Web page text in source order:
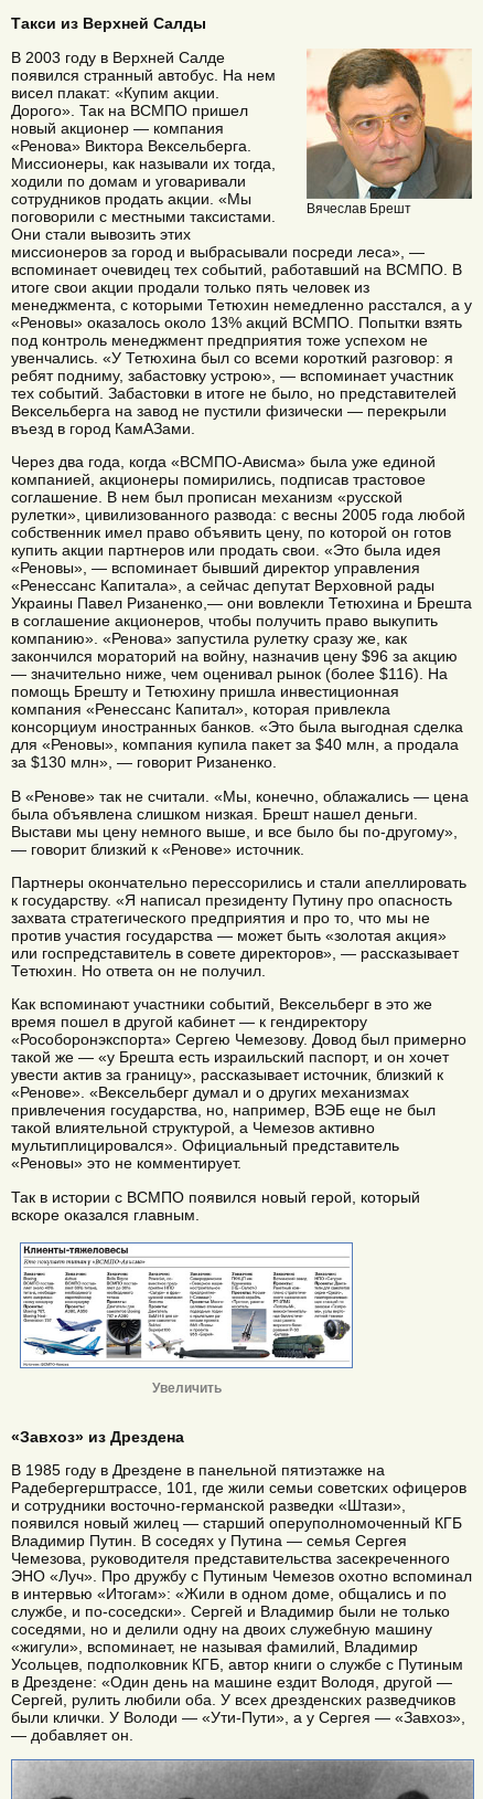
Такси из Верхней Салды
Вячеслав Брешт
В 2003 году в Верхней Салде
появился странный автобус. На нем
висел плакат: «Купим акции.
Дорого». Так на ВСМПО пришел
новый акционер — компания
«Ренова» Виктора Вексельберга.
Миссионеры, как называли их тогда,
ходили по домам и уговаривали
сотрудников продать акции. «Мы
поговорили с местными таксистами.
Они стали вывозить этих
миссионеров за город и выбрасывали посреди леса», —
вспоминает очевидец тех событий, работавший на ВСМПО. В
итоге свои акции продали только пять человек из
менеджмента, с которыми Тетюхин немедленно расстался, а у
«Реновы» оказалось около 13% акций ВСМПО. Попытки взять
под контроль менеджмент предприятия тоже успехом не
увенчались. «У Тетюхина был со всеми короткий разговор: я
ребят подниму, забастовку устрою», — вспоминает участник
тех событий. Забастовки в итоге не было, но представителей
Вексельберга на завод не пустили физически — перекрыли
въезд в город КамАЗами.
Через два года, когда «ВСМПО-Ависма» была уже единой
компанией, акционеры помирились, подписав трастовое
соглашение. В нем был прописан механизм «русской
рулетки», цивилизованного развода: с весны 2005 года любой
собственник имел право объявить цену, по которой он готов
купить акции партнеров или продать свои. «Это была идея
«Реновы», — вспоминает бывший директор управления
«Ренессанс Капитала», а сейчас депутат Верховной рады
Украины Павел Ризаненко,— они вовлекли Тетюхина и Брешта
в соглашение акционеров, чтобы получить право выкупить
компанию». «Ренова» запустила рулетку сразу же, как
закончился мораторий на войну, назначив цену $96 за акцию
— значительно ниже, чем оценивал рынок (более $116). На
помощь Брешту и Тетюхину пришла инвестиционная
компания «Ренессанс Капитал», которая привлекла
консорциум иностранных банков. «Это была выгодная сделка
для «Реновы», компания купила пакет за $40 млн, а продала
за $130 млн», — говорит Ризаненко.
В «Ренове» так не считали. «Мы, конечно, облажались — цена
была объявлена слишком низкая. Брешт нашел деньги.
Выстави мы цену немного выше, и все было бы по-другому»,
— говорит близкий к «Ренове» источник.
Партнеры окончательно перессорились и стали апеллировать
к государству. «Я написал президенту Путину про опасность
захвата стратегического предприятия и про то, что мы не
против участия государства — может быть «золотая акция»
или госпредставитель в совете директоров», — рассказывает
Тетюхин. Но ответа он не получил.
Как вспоминают участники событий, Вексельберг в это же
время пошел в другой кабинет — к гендиректору
«Рособоронэкспорта» Сергею Чемезову. Довод был примерно
такой же — «у Брешта есть израильский паспорт, и он хочет
увести актив за границу», рассказывает источник, близкий к
«Ренове». «Вексельберг думал и о других механизмах
привлечения государства, но, например, ВЭБ еще не был
такой влиятельной структурой, а Чемезов активно
мультиплицировался». Официальный представитель
«Реновы» это не комментирует.
Так в истории с ВСМПО появился новый герой, который
вскоре оказался главным.
Увеличить
«Завхоз» из Дрездена
В 1985 году в Дрездене в панельной пятиэтажке на
Радебергерштрассе, 101, где жили семьи советских офицеров
и сотрудники восточно-германской разведки «Штази»,
появился новый жилец — старший оперуполномоченный КГБ
Владимир Путин. В соседях у Путина — семья Сергея
Чемезова, руководителя представительства засекреченного
ЭНО «Луч». Про дружбу с Путиным Чемезов охотно вспоминал
в интервью «Итогам»: «Жили в одном доме, общались и по
службе, и по-соседски». Сергей и Владимир были не только
соседями, но и делили одну на двоих служебную машину
«жигули», вспоминает, не называя фамилий, Владимир
Усольцев, подполковник КГБ, автор книги о службе с Путиным
в Дрездене: «Один день на машине ездит Володя, другой —
Сергей, рулить любили оба. У всех дрезденских разведчиков
были клички. У Володи — «Ути-Пути», а у Сергея — «Завхоз»,
— добавляет он.